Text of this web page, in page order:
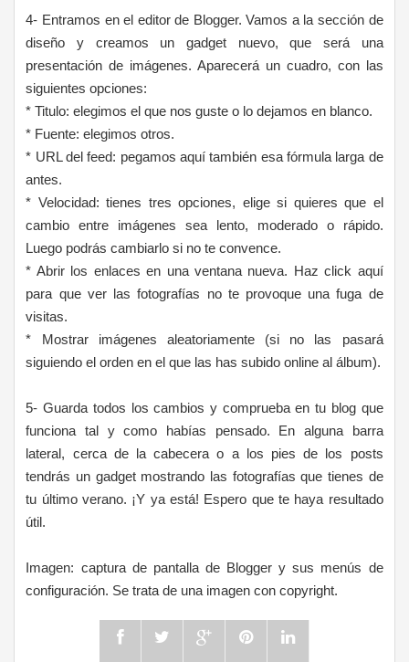
4- Entramos en el editor de Blogger. Vamos a la sección de
diseño y creamos un gadget nuevo, que será una
presentación de imágenes. Aparecerá un cuadro, con las
siguientes opciones:
* Titulo: elegimos el que nos guste o lo dejamos en blanco.
* Fuente: elegimos otros.
* URL del feed: pegamos aquí también esa fórmula larga de
antes.
* Velocidad: tienes tres opciones, elige si quieres que el
cambio entre imágenes sea lento, moderado o rápido.
Luego podrás cambiarlo si no te convence.
* Abrir los enlaces en una ventana nueva. Haz click aquí
para que ver las fotografías no te provoque una fuga de
visitas.
* Mostrar imágenes aleatoriamente (si no las pasará
siguiendo el orden en el que las has subido online al álbum).
5- Guarda todos los cambios y comprueba en tu blog que
funciona tal y como habías pensado. En alguna barra
lateral, cerca de la cabecera o a los pies de los posts
tendrás un gadget mostrando las fotografías que tienes de
tu último verano. ¡Y ya está! Espero que te haya resultado
útil.
Imagen: captura de pantalla de Blogger y sus menús de
configuración. Se trata de una imagen con copyright.